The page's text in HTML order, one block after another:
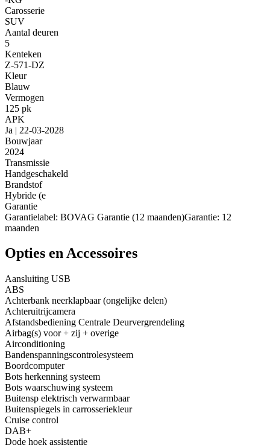
Carosserie
SUV
Aantal deuren
5
Kenteken
Z-571-DZ
Kleur
Blauw
Vermogen
125 pk
APK
Ja | 22-03-2028
Bouwjaar
2024
Transmissie
Handgeschakeld
Brandstof
Hybride (e
Garantie
Garantielabel: BOVAG Garantie (12 maanden)Garantie: 12
maanden
Opties en Accessoires
Aansluiting USB
ABS
Achterbank neerklapbaar (ongelijke delen)
Achteruitrijcamera
Afstandsbediening Centrale Deurvergrendeling
Airbag(s) voor + zij + overige
Airconditioning
Bandenspanningscontrolesysteem
Boordcomputer
Bots herkenning systeem
Bots waarschuwing systeem
Buitensp elektrisch verwarmbaar
Buitenspiegels in carrosseriekleur
Cruise control
DAB+
Dode hoek assistentie